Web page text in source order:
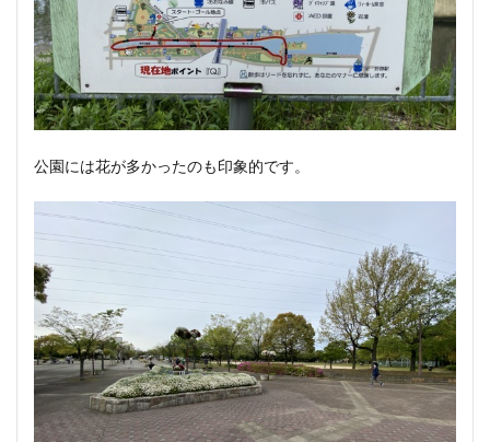
公園には花が多かったのも印象的です。